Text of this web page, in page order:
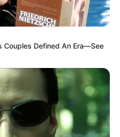
Couples Defined An Era—See